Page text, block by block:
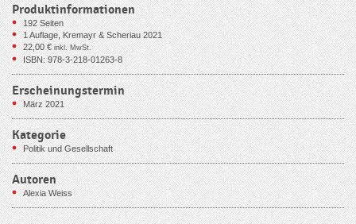
Produktinformationen
192Seiten
1 Auflage, Kremayr & Scheriau 2021
22,00€ inkl. MwSt.
ISBN: 978-3-218-01263-8
Erscheinungstermin
März 2021
Kategorie
Politik und Gesellschaft
Autoren
Alexia Weiss